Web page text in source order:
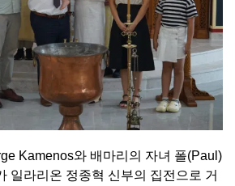
Kamenos와 배마리의 자녀 폴(Paul)
일라리온 정종혁 신부의 집전으로 거